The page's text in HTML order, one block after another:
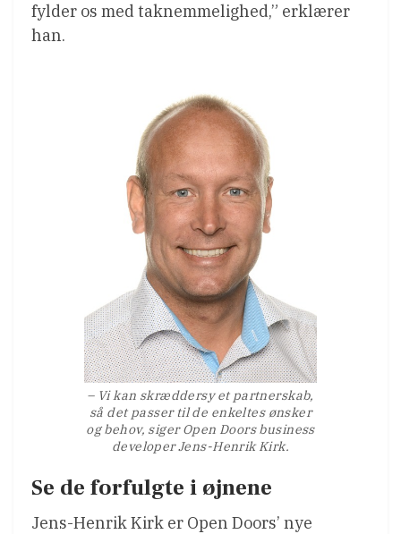
fylder os med taknemmelighed,” erklærer
han.
– Vi kan skræddersy et partnerskab,
så det passer til de enkeltes ønsker
og behov, siger Open Doors business
developer Jens-Henrik Kirk.
Se de forfulgte i øjnene
Jens-Henrik Kirk er Open Doors’ nye